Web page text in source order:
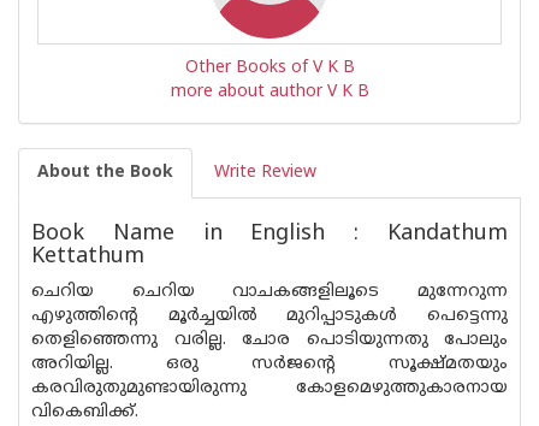
Other Books of V K B
more about author V K B
About the Book Write Review
Book Name in English : Kandathum
Kettathum
ചെറിയ ചെറിയ വാചകങ്ങളിലൂടെ മുന്നേറുന്ന
എഴുത്തിന്റെ മൂർച്ചയിൽ മുറിപ്പാടുകൾ പെട്ടെന്നു
തെളിഞ്ഞെന്നു വരില്ല. ചോര പൊടിയുന്നതു പോലും
അറിയില്ല. ഒരു സർജന്റെ സൂക്ഷ്മ‌തയും
കരവിരുതുമുണ്ടായിരുന്നു കോളമെഴുത്തുകാരനായ
വികെബിക്ക്.